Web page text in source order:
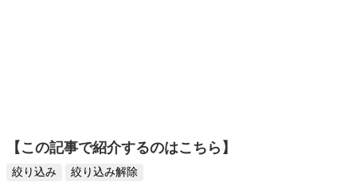
【この記事で紹介するのはこちら】
絞り込み
絞り込み解除